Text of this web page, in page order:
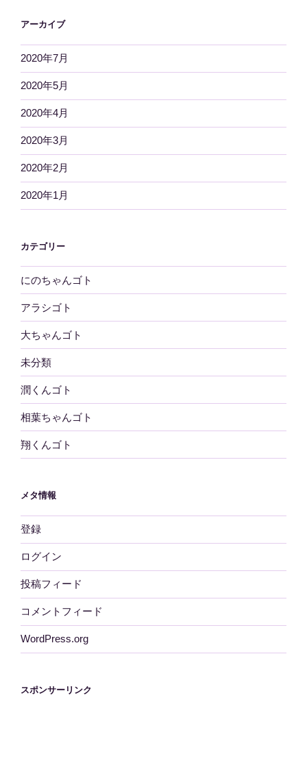
アーカイブ
2020年7月
2020年5月
2020年4月
2020年3月
2020年2月
2020年1月
カテゴリー
にのちゃんゴト
アラシゴト
大ちゃんゴト
未分類
潤くんゴト
相葉ちゃんゴト
翔くんゴト
メタ情報
登録
ログイン
投稿フィード
コメントフィード
WordPress.org
スポンサーリンク